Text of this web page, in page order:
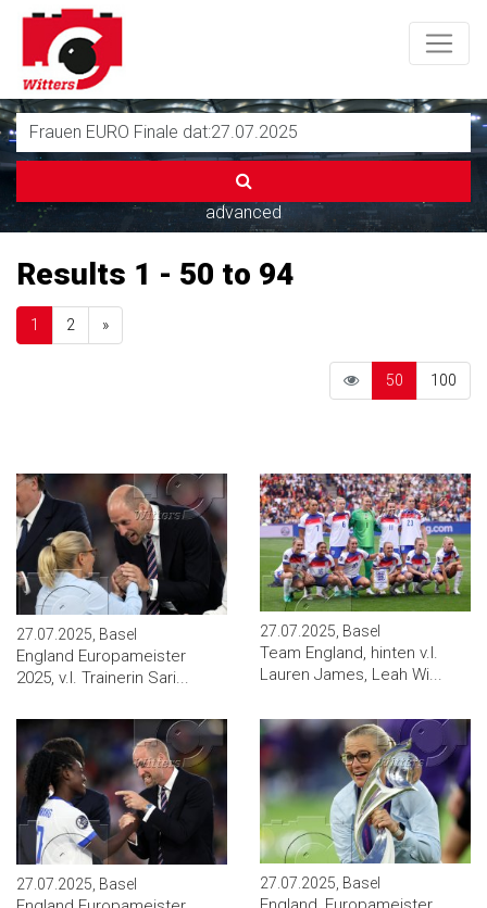
advanced
Results 1 - 50 to 94
1 2 »Next
50 100
27.07.2025, Basel
England Europameister
2025, v.l. Trainerin Sari...
27.07.2025, Basel
Team England, hinten v.l.
Lauren James, Leah Wi...
27.07.2025, Basel 27.07.2025, Basel